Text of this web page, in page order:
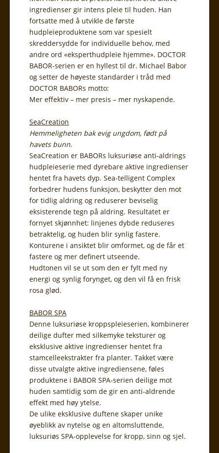
ingredienser gir intens pleie til huden. Han
fortsatte med å utvikle de første
hudpleieproduktene som var spesielt
skreddersydde for individuelle behov, med
andre ord «eksperthudpleie hjemme». DOCTOR
BABOR-serien er en hyllest til dr. Michael Babor
og setter de høyeste standarder i tråd med
DOCTOR BABORs motto:
Mer effektiv – mer presis – mer nyskapende.
SeaCreation
Hemmeligheten bak evig ungdom, født på
havets bunn.
SeaCreation er BABORs luksuriøse anti-aldrings
hudpleieserie med dyrebare aktive ingredienser
hentet fra havets dyp. Sea-telligent Complex
forbedrer hudens funksjon, beskytter den mot
for tidlig aldring og reduserer beviselig
eksisterende tegn på aldring. Resultatet er
fornyet skjønnhet: linjenes dybde reduseres
betraktelig, og huden blir synlig fastere.
Konturene i ansiktet blir omformet, og de får et
fastere og mer definert utseende.
Hudtonen vil se ut som den er fylt med ny
energi og synlig forynget, og den vil få en frisk
rosa glød.
BABOR SPA
Denne luksuriøse kroppspleieserien, kombinerer
deilige dufter med silkemyke teksturer og
eksklusive aktive ingredienser hentet fra
stamcelleekstrakter fra planter. Takket være
disse utvalgte aktive ingrediensene, føles
produktene i BABOR SPA-serien deilige mot
huden samtidig som de gir en anti-aldrende
effekt med høy ytelse.
De ulike eksklusive duftene skaper unike
øyeblikk av nytelse og en altomsluttende,
luksuriøs SPA-opplevelse for kropp, sinn og sjel.